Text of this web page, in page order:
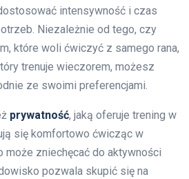
intensywność i czas
Niezależnie od tego, czy
które woli ćwiczyć z samego rana,
trenuje wieczorem, możesz
ze swoimi preferencjami.
prywatność, jaką oferuje trening w
się komfortowo ćwicząc w
może zniechęcać do aktywności
pozwala skupić się na